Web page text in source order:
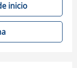
inicio